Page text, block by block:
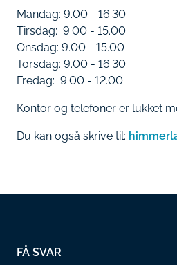
Mandag: 9.00 - 16.30
Tirsdag: 9.00 - 15.00
Onsdag: 9.00 - 15.00
Torsdag: 9.00 - 16.30
Fredag: 9.00 - 12.00
Kontor og telefoner er lukket
Du kan også skrive til:
FÅ SVAR